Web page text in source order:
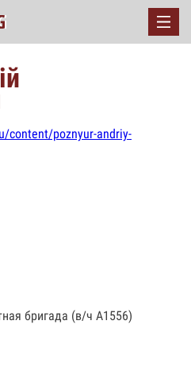
content/poznyur-andriy-
бригада (в/ч А1556)